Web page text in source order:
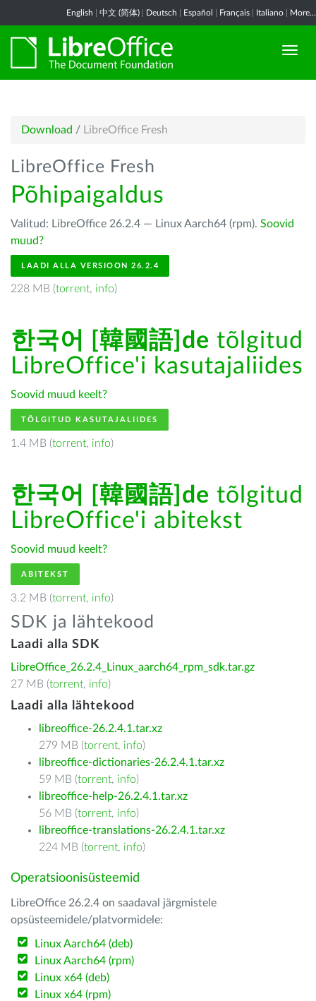
English 中文 (简体) Deutsch Español Français Italiano More...
Download / LibreOffice Fresh
LibreOffice Fresh
Põhipaigaldus
Valitud: LibreOffice 26.2.4 — Linux Aarch64 (rpm). Soovid
muud?
LAADI ALLA VERSIOON 26.2.4
228 MB (torrent, info)
한국어 [韓國語]de tõlgitud
LibreOffice'i kasutajaliides
Soovid muud keelt?
TÕLGITUD KASUTAJALIIDES
1.4 MB (torrent, info)
한국어 [韓國語]de tõlgitud
LibreOffice'i abitekst
Soovid muud keelt?
ABITEKST
3.2 MB (torrent, info)
SDK ja lähtekood
Laadi alla SDK
LibreOffice_26.2.4_Linux_aarch64_rpm_sdk.tar.gz
27 MB (torrent, info)
Laadi alla lähtekood
libreoffice-26.2.4.1.tar.xz
279 MB (torrent, info)
libreoffice-dictionaries-26.2.4.1.tar.xz
59 MB (torrent, info)
libreoffice-help-26.2.4.1.tar.xz
56 MB (torrent, info)
libreoffice-translations-26.2.4.1.tar.xz
224 MB (torrent, info)
Operatsioonisüsteemid
LibreOffice 26.2.4 on saadaval järgmistele
opsüsteemidele/platvormidele:
Linux Aarch64 (deb)
Linux Aarch64 (rpm)
Linux x64 (deb)
Linux x64 (rpm)